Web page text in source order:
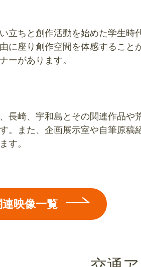
立ちと創作活動を始めた学生
に座り創作空間を体感するこ
ーがあります。
長崎、宇和島とその関連作品
。また、企画展示室や自筆原
す。
映像一覧